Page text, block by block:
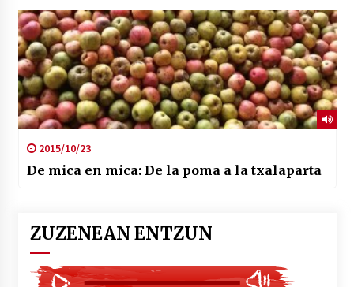
2015/10/23
De mica en mica: De la poma a la txalaparta
ZUZENEAN ENTZUN